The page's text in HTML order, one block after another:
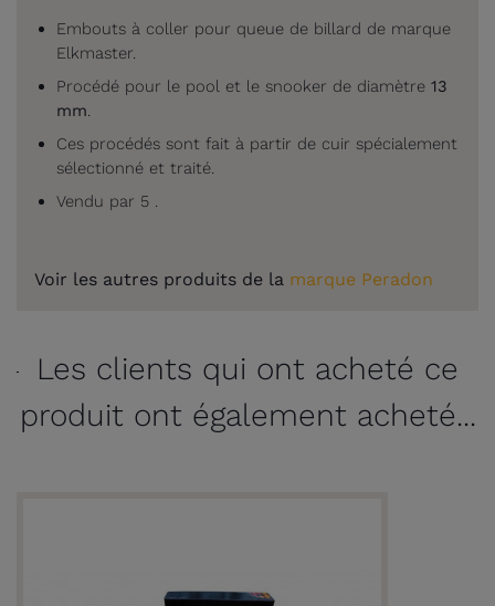
Embouts à coller pour queue de billard de marque
Elkmaster.
Procédé pour le pool et le snooker de diamètre 13
mm.
Ces procédés sont fait à partir de cuir spécialement
sélectionné et traité.
Vendu par 5 .
Voir les autres produits de la marque Peradon
Les clients qui ont acheté ce
produit ont également acheté...